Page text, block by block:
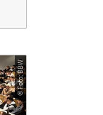
© Foto: BBW